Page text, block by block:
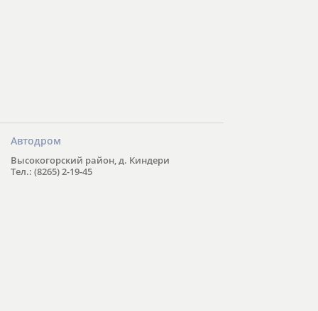
Автодром
Высокогорский район, д. Киндери
Тел.: (8265) 2-19-45